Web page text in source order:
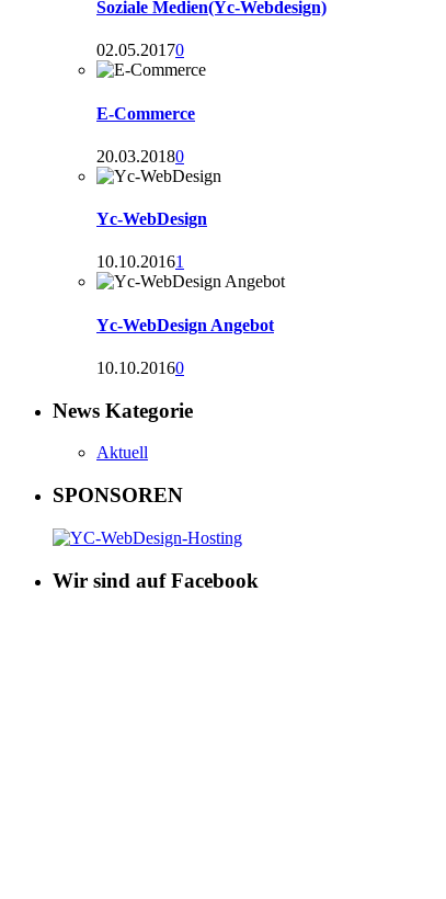
Soziale Medien(Yc-Webdesign)
02.05.20170
E-Commerce
20.03.20180
Yc-WebDesign
10.10.20161
Yc-WebDesign Angebot
10.10.20160
News Kategorie
Aktuell
SPONSOREN
Wir sind auf Facebook